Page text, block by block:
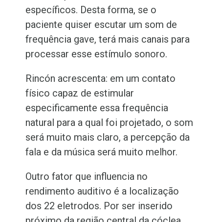
específicos. Desta forma, se o
paciente quiser escutar um som de
frequência gave, terá mais canais para
processar esse estímulo sonoro.
Rincón acrescenta: em um contato
físico capaz de estimular
especificamente essa frequência
natural para a qual foi projetado, o som
será muito mais claro, a percepção da
fala e da música será muito melhor.
Outro fator que influencia no
rendimento auditivo é a localização
dos 22 eletrodos. Por ser inserido